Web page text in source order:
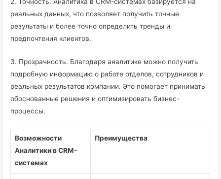
реальных данных, что позволяет получить точные
результаты и более точно определить тренды и
предпочтения клиентов.
3. Прозрачность. Благодаря аналитике можно получить
подробную информацию о работе отделов, сотрудников и
реальных результатов компании. Это помогает принимать
обоснованные решения и оптимизировать бизнес-
процессы.
Возможности
Аналитики в CRM-
системах
Преимущества